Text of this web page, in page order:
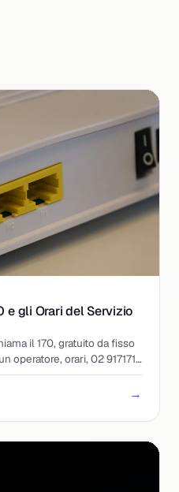
e gli Orari del Servizio
il 170, gratuito da fisso
operatore, orari, 02 917171
2026.
→